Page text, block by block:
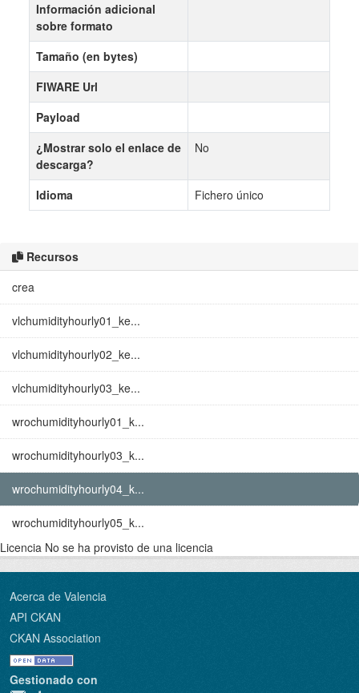
Recursos
crea
vlchumidityhourly01_ke...
vlchumidityhourly02_ke...
vlchumidityhourly03_ke...
wrochumidityhourly01_k...
wrochumidityhourly03_k...
wrochumidityhourly04_k...
wrochumidityhourly05_k...
Licencia No se ha provisto de una licencia
Información adicional
sobre formato
Tamaño (en bytes)
FIWARE Url
Payload
¿Mostrar solo el enlace de
descarga?
No
Idioma Fichero único
Acerca de Valencia
API CKAN
CKAN Association
Gestionado con